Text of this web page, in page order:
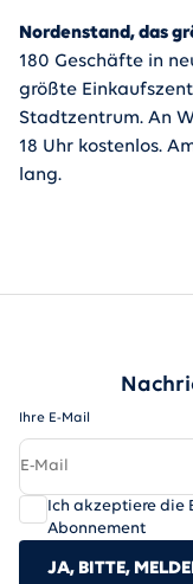
Nordenstand, das
180 Geschäfte in
größte
Stadtzentrum. An
18 Uhr kostenlos.
lang.
Ihre E-Mail
Ich akzeptiere die
Abonnement
JA, BITTE,